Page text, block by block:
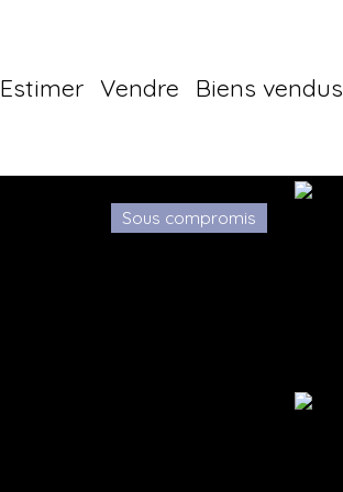
Estimer Vendre Biens vendus
Sous compromis